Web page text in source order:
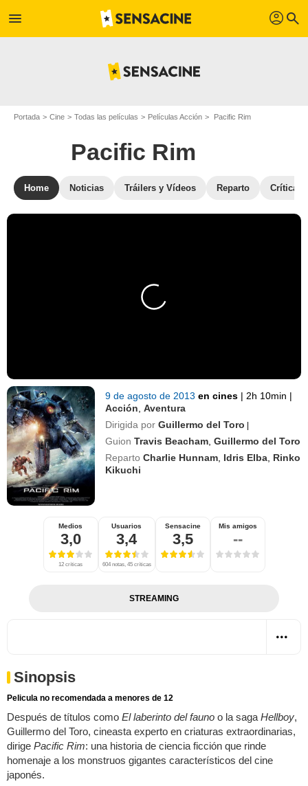
menu profil search
Portada Cine Todas las películas Películas Acción Pacific Rim
Pacific Rim
Home Noticias Tráilers y Vídeos Reparto Críticas
9 de agosto de 2013en cines | 2h 10min |
Acción ,Aventura
Dirigida por Guillermo del Toro |
Guion Travis Beacham ,Guillermo del Toro
Reparto Charlie Hunnam Idris Elba Rinko
Kikuchi
Medios
3,0
12 críticas
Usuarios
3,4
604 notas, 45 críticas
Sensacine
3,5
Mis amigos
--
STREAMING
Sinopsis
Pelicula no recomendada a menores de 12
Después de títulos como El laberinto del fauno o la saga Hellboy,
Guillermo del Toro, cineasta experto en criaturas extraordinarias,
dirige Pacific Rim: una historia de ciencia ficción que rinde
homenaje a los monstruos gigantes característicos del cine
japonés.